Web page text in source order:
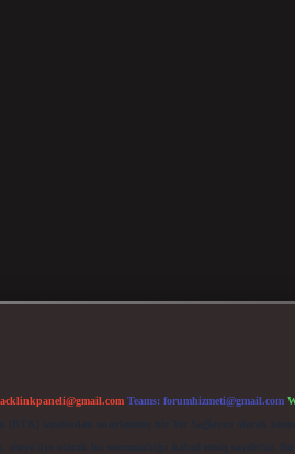
Teams: forumhizmeti@gmail.com